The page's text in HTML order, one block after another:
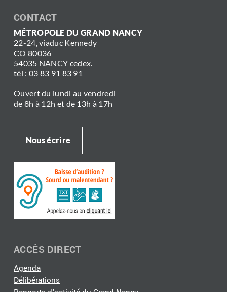
CONTACT
MÉTROPOLE DU GRAND NANCY
22-24, viaduc Kennedy
CO 80036
54035 NANCY cedex.
tél : 03 83 91 83 91
Ouvert du lundi au vendredi
de 8h à 12h et de 13h à 17h
Nous écrire
ACCÈS DIRECT
Agenda
Délibérations